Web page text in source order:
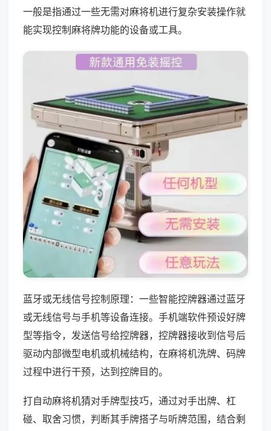
一般是指通过一些无需对麻将机进行复杂安装操作就
能实现控制麻将牌功能的设备或工具。
蓝牙或无线信号控制原理：一些智能控牌器通过蓝牙
或无线信号与手机等设备连接。手机端软件预设好牌
型等指令，发送信号给控牌器，控牌器接收到信号后
驱动内部微型电机或机械结构，在麻将机洗牌、码牌
过程中进行干预，达到控牌目的。
打自动麻将机猜对手牌型技巧，通过对手出牌、杠
碰、取舍习惯，判断其手牌搭子与听牌范围，结合剩